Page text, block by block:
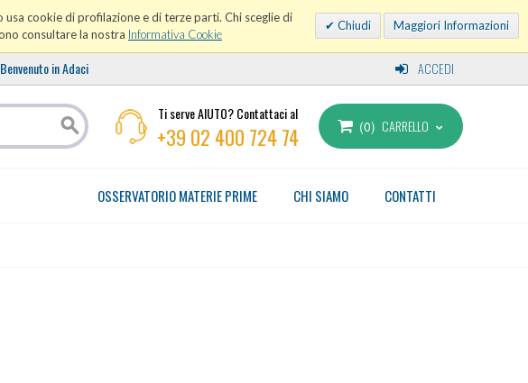
cookie di profilazione e di terze parti. Chi sceglie di
consultare la nostra Informativa Cookie
Chiudi Maggiori Informazioni
Benvenuto in Adaci ACCEDI
Ti serve AIUTO? Contattaci al
+39 02 400 724 74 0 CARRELLO
CONTATTI
CHI SIAMO
OSSERVATORIO MATERIE PRIME